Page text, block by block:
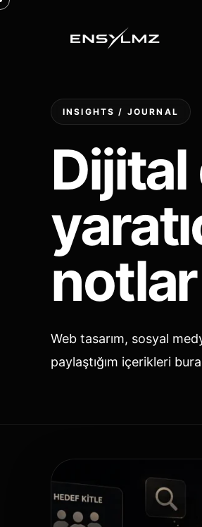
INSIGHTS / JOURNAL
Dijital
notlar
Web tasarım, sosyal
paylaştığım içerikleri